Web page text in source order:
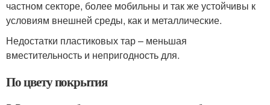
частном секторе, более мобильны и так же устойчивы к
условиям внешней среды, как и металлические.
Недостатки пластиковых тар – меньшая
вместительность и непригодность для.
По цвету покрытия